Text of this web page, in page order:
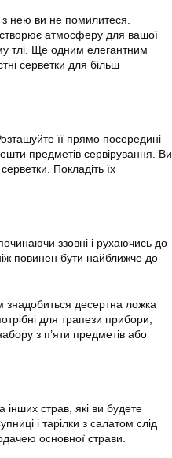
з нею ви не помилитеся.
створює атмосферу для вашої
тлі. Ще одним елегантним
серветки для більш
її прямо посередині
предметів сервірування. Ви
Покладіть їх
ззовні і рухаючись до
повинен бути найближче до
знадобиться десертна ложка
для трапези прибори,
з п’яти предметів або
страв, які ви будете
і тарілки з салатом слід
основної страви.